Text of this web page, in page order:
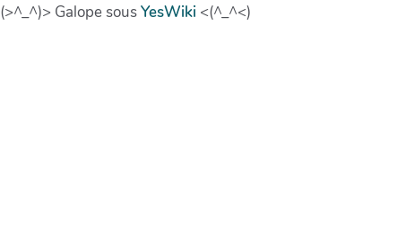
(>^_^)> Galope sousYesWiki <(^_^<)